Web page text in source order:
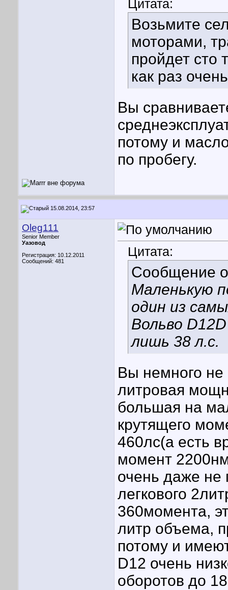
Цитата:
Возьмите
моторами,
пройдет сто
как раз
Вы
потому и
по пробегу.
15.08.2014, 23:57
Oleg111
Senior Member
Уазовод
Регистрация: 10.12.2011
Сообщений: 481
Цитата:
Сообщение
Маленькую
один из
Вольво
лишь 38 л.с.
Вы немного не
литровая
большая на
крутящего
460лс(а есть
момент
очень даже не
легкового
360момента,
литр объема,
потому и
D12 очень
оборотов до